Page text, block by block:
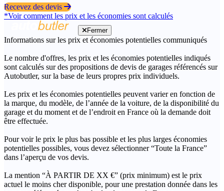
Recevez des devis
*Voir comment les prix et les économies sont calculés
Fermer
Informations sur les prix et économies potentielles communiqués
Le nombre d'offres, les prix et les économies potentielles indiqués
sont calculés sur des propositions de devis de garages référencés sur
Autobutler, sur la base de leurs propres prix individuels.
Les prix et les économies potentielles peuvent varier en fonction de
la marque, du modèle, de l’année de la voiture, de la disponibilité du
garage et du moment et de l’endroit en France où la demande doit
être effectuée.
Pour voir le prix le plus bas possible et les plus larges économies
potentielles possibles, vous devez sélectionner “Toute la France”
dans l’aperçu de vos devis.
La mention “À PARTIR DE XX €” (prix minimum) est le prix
actuel le moins cher disponible, pour une prestation donnée dans les